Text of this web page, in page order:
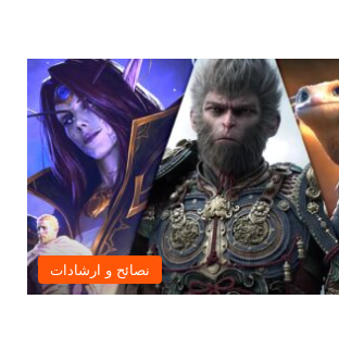
نصائح و ارشادات